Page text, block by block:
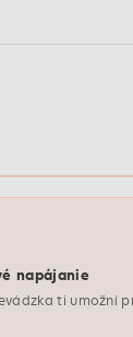
napájanie
ti umožní